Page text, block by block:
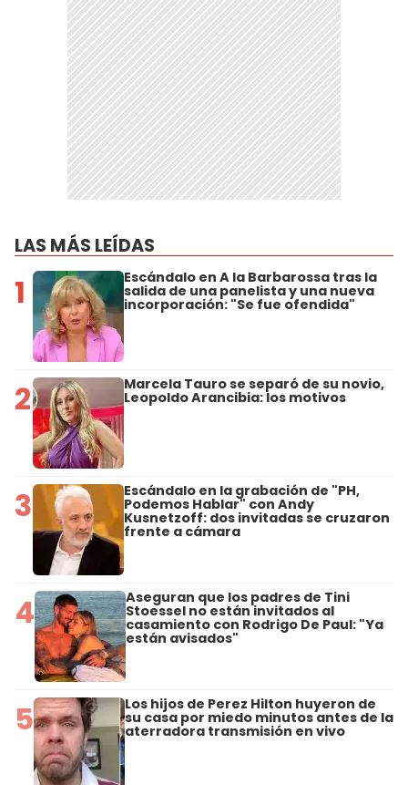
LAS MÁS LEÍDAS
1 Escándalo en A la Barbarossa tras la
salida de una panelista y una nueva
incorporación: "Se fue ofendida"
2 Marcela Tauro se separó de su novio,
Leopoldo Arancibia: los motivos
3 Escándalo en la grabación de "PH,
Podemos Hablar" con Andy
Kusnetzoff: dos invitadas se cruzaron
frente a cámara
4 Aseguran que los padres de Tini
Stoessel no están invitados al
casamiento con Rodrigo De Paul: "Ya
están avisados"
5 Los hijos de Perez Hilton huyeron de
su casa por miedo minutos antes de la
aterradora transmisión en vivo